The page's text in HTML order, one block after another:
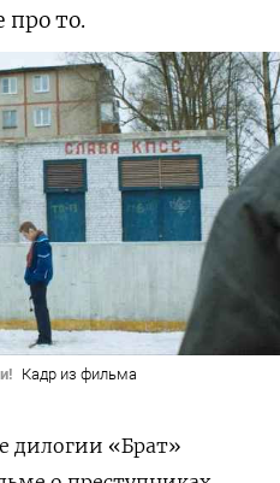
про то.
Кадр из фильма
дилогии «Брат»